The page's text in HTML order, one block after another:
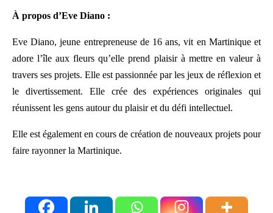
À propos d’Eve Diano :
Eve Diano, jeune entrepreneuse de 16 ans, vit en Martinique et
adore l’île aux fleurs qu’elle prend plaisir à mettre en valeur à
travers ses projets. Elle est passionnée par les jeux de réflexion et
le divertissement. Elle crée des expériences originales qui
réunissent les gens autour du plaisir et du défi intellectuel.
Elle est également en cours de création de nouveaux projets pour
faire rayonner la Martinique.